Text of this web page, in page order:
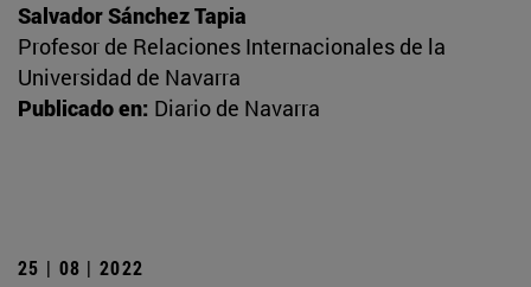
Salvador Sánchez Tapia
Profesor de Relaciones Internacionales de la
Universidad de Navarra
Publicado en: Diario de Navarra
25 | 08 | 2022